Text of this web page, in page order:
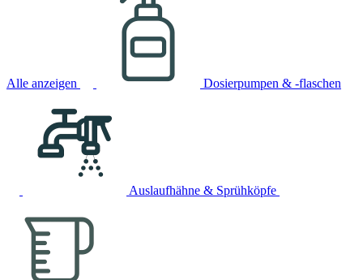
Alle anzeigen Dosierpumpen & -flaschen
Auslaufhähne & Sprühköpfe